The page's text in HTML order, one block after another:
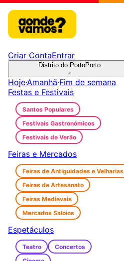
Criar ContaEntrar
Distrito do PortoPorto
›
Hoje·Amanhã·Fim de semana
Festas e Festivais
Santos Populares
Festivais Gastronómicos
Festivais de Verão
Feiras e Mercados
Feiras de Antiguidades e Velharias
Feiras de Artesanato
Feiras Medievais
Mercados Saloios
Espetáculos
Teatro
Concertos